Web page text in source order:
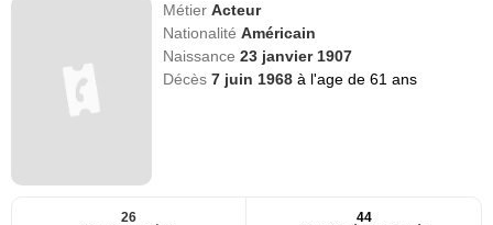
MétierActeur
NationalitéAméricain
Naissance23 janvier 1907
Décès7 juin 1968à l'age de 61 ans
26
44